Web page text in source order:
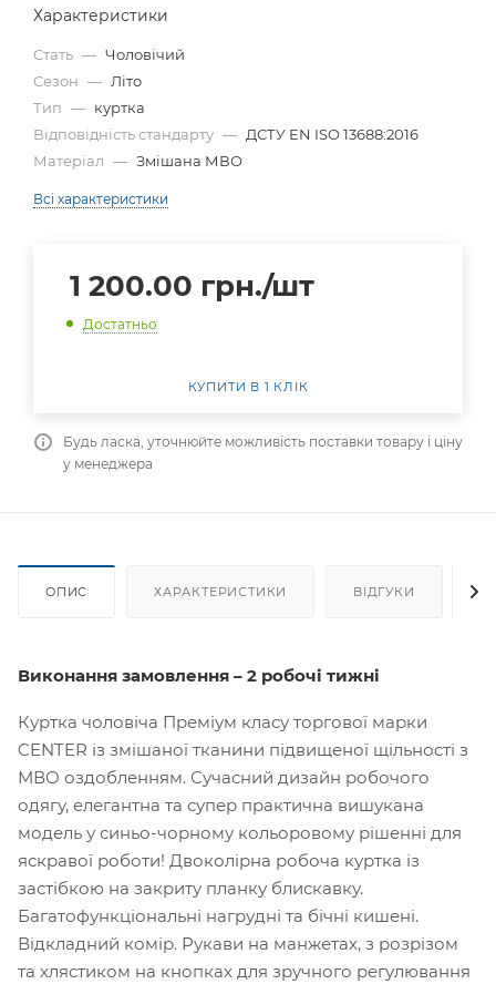
Характеристики
Стать — Чоловічий
Сезон — Літо
Тип — куртка
Відповідність стандарту — ДСТУ EN ISO 13688:2016
Матеріал — Змішана МВО
Всі характеристики
1 200.00 грн./шт
Достатньо
КУПИТИ В 1 КЛІК
Будь ласка, уточнюйте можливість поставки товару і ціну
у менеджера
ОПИС ХАРАКТЕРИСТИКИ ВІДГУКИ
Виконання замовлення – 2 робочі тижні
Куртка чоловіча Преміум класу торгової марки
CENTER із змішаної тканини підвищеної щільності з
МВО оздобленням. Сучасний дизайн робочого
одягу, елегантна та супер практична вишукана
модель у синьо-чорному кольоровому рішенні для
яскравої роботи! Двоколірна робоча куртка із
застібкою на закриту планку блискавку.
Багатофункціональні нагрудні та бічні кишені.
Відкладний комір. Рукави на манжетах, з розрізом
та хлястиком на кнопках для зручного регулювання